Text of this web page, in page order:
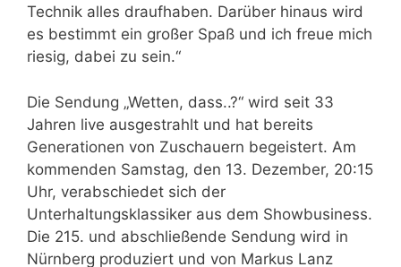
Technik alles draufhaben. Darüber hinaus wird
es bestimmt ein großer Spaß und ich freue mich
riesig, dabei zu sein.“
Die Sendung „Wetten, dass..?“ wird seit 33
Jahren live ausgestrahlt und hat bereits
Generationen von Zuschauern begeistert. Am
kommenden Samstag, den 13. Dezember, 20:15
Uhr, verabschiedet sich der
Unterhaltungsklassiker aus dem Showbusiness.
Die 215. und abschließende Sendung wird in
Nürnberg produziert und von Markus Lanz